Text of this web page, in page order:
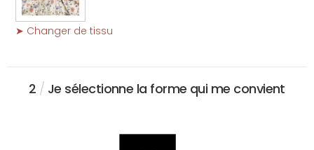
➤ Changer de tissu
2 / Je sélectionne la forme qui me convient